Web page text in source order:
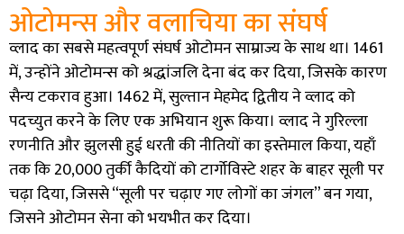
ओटोमन्स और वलाचिया का संघर्ष
व्लाद का सबसे महत्वपूर्ण संघर्ष ओटोमन साम्राज्य के साथ था। 1461
में, उन्होंने ओटोमन्स को श्रद्धांजलि देना बंद कर दिया, जिसके कारण
सैन्य टकराव हुआ। 1462 में, सुल्तान मेहमेद द्वितीय ने व्लाद को
पदच्युत करने के लिए एक अभियान शुरू किया। व्लाद ने गुरिल्ला
रणनीति और झुलसी हुई धरती की नीतियों का इस्तेमाल किया, यहाँ
तक कि 20,000 तुर्की कैदियों को टार्गोविस्टे शहर के बाहर सूली पर
चढ़ा दिया, जिससे “सूली पर चढ़ाए गए लोगों का जंगल” बन गया,
जिसने ओटोमन सेना को भयभीत कर दिया।